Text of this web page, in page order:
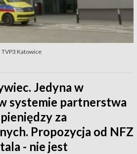
Katowice
Jedyna w
systemie partnerstwa
za
Propozycja od NFZ
- nie jest